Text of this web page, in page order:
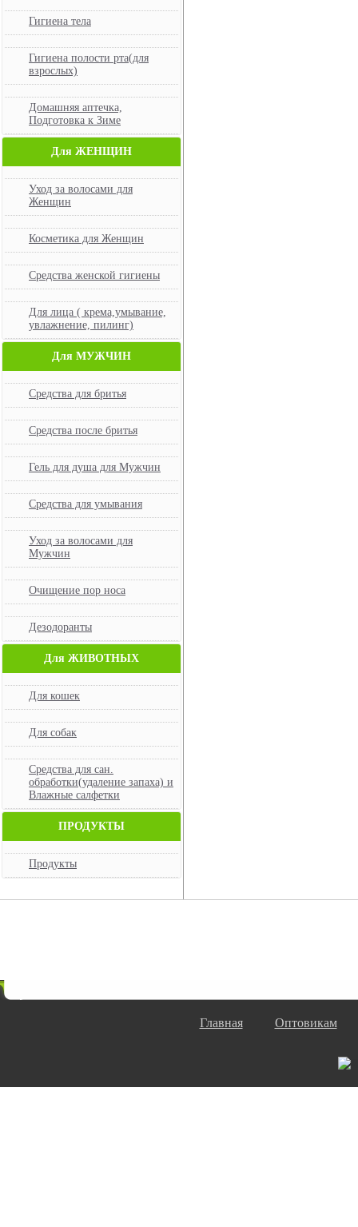
Гигиена тела
Гигиена полости рта(для
взрослых)
Домашняя аптечка,
Подготовка к Зиме
Для ЖЕНЩИН
Уход за волосами для
Женщин
Косметика для Женщин
Средства женской гигиены
Для лица ( крема,умывание,
увлажнение, пилинг)
Для МУЖЧИН
Средства для бритья
Средства после бритья
Гель для душа для Мужчин
Средства для умывания
Уход за волосами для
Мужчин
Очищение пор носа
Дезодоранты
Для ЖИВОТНЫХ
Для кошек
Для собак
Средства для сан.
обработки(удаление запаха) и
Влажные салфетки
ПРОДУКТЫ
Продукты
Главная Оптовикам